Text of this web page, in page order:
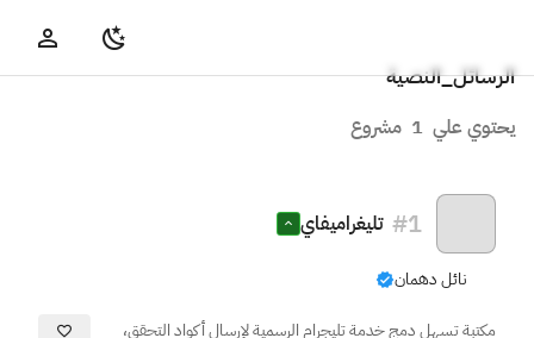
الرسائل_النصية
يحتوي علي 1 مشروع
#1 تليغراميفاي
نائل دهمان
مكتبة تسهل دمج خدمة تليجرام الرسمية لإرسال أكواد التحقق،